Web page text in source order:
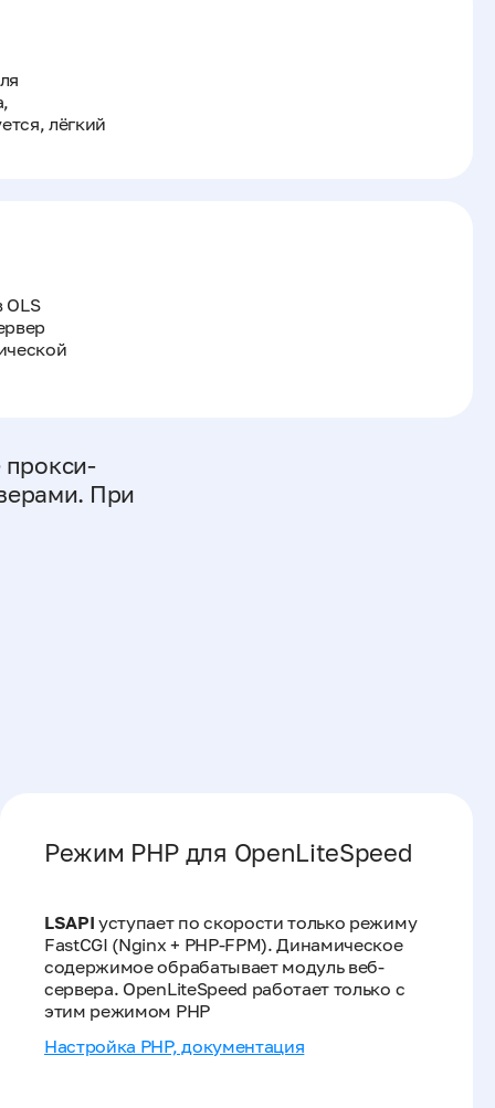
лёгкий
OLS
прокси-
При
Режим PHP для OpenLiteSpeed
LSAPI уступает по скорости только режиму
FastCGI (Nginx + PHP-FPM). Динамическое
содержимое обрабатывает модуль веб-
сервера. OpenLiteSpeed работает только с
этим режимом PHP
Настройка PHP, документация